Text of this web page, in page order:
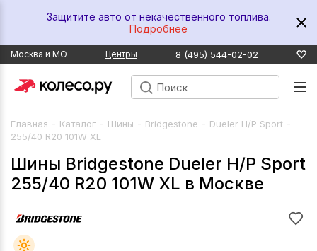
Защитите авто от некачественного топлива.
Подробнее
Москва и МО Центры 8 (495) 544-02-02
Главная - Каталог - Шины - Bridgestone - Dueler H/P Sport -
255/40 R20 101W XL
Шины Bridgestone Dueler H/P Sport
255/40 R20 101W XL в Москве